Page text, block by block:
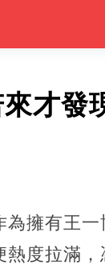
才發
擁有王
度拉滿